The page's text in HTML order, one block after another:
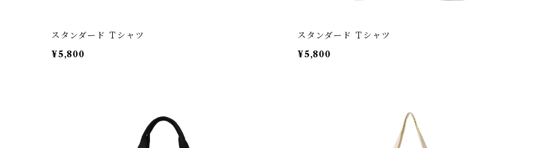
スタンダード Ｔシャツ
¥5,800
スタンダード Ｔシャツ
¥5,800